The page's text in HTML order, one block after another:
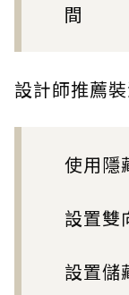
間
設計師推薦裝
使用隱
設置雙
設置儲